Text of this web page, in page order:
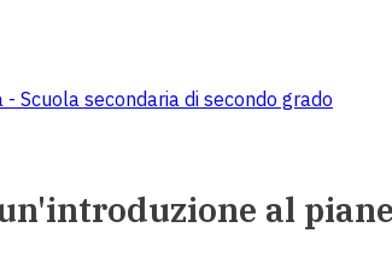
Scuola secondaria di secondo grado
al